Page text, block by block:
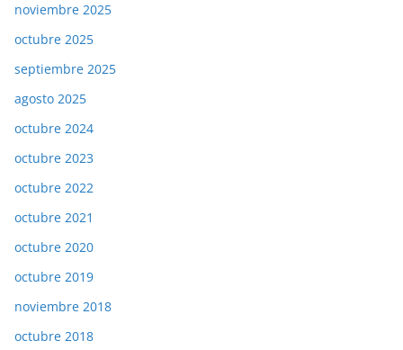
noviembre 2025
octubre 2025
septiembre 2025
agosto 2025
octubre 2024
octubre 2023
octubre 2022
octubre 2021
octubre 2020
octubre 2019
noviembre 2018
octubre 2018